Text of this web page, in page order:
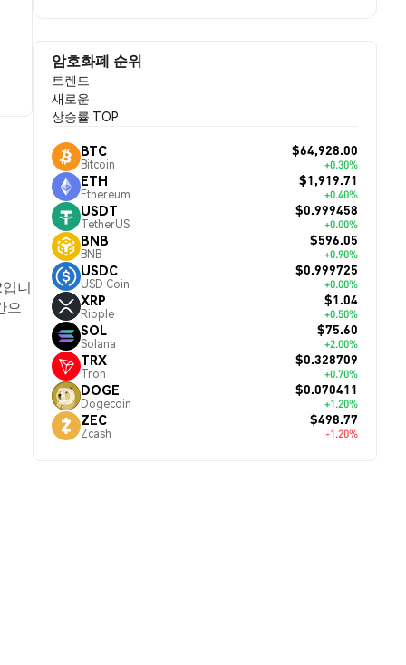
니
으
암호화폐 순위
트렌드
새로운
상승률 TOP
BTC
Bitcoin
$64,928.00
+0.30%
ETH
Ethereum
$1,919.71
+0.40%
USDT
TetherUS
$0.999458
+0.00%
BNB
BNB
$596.05
+0.90%
USDC
USD Coin
$0.999725
+0.00%
XRP
Ripple
$1.04
+0.50%
SOL
Solana
$75.60
+2.00%
TRX
Tron
$0.328709
+0.70%
DOGE
Dogecoin
$0.070411
+1.20%
ZEC
Zcash
$498.77
-1.20%